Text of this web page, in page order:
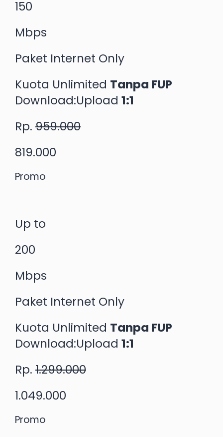
150
Mbps
Paket Internet Only
Kuota Unlimited Tanpa FUP
Download:Upload 1:1
Rp. 959.000
819.000
Promo
Up to
200
Mbps
Paket Internet Only
Kuota Unlimited Tanpa FUP
Download:Upload 1:1
Rp. 1.299.000
1.049.000
Promo